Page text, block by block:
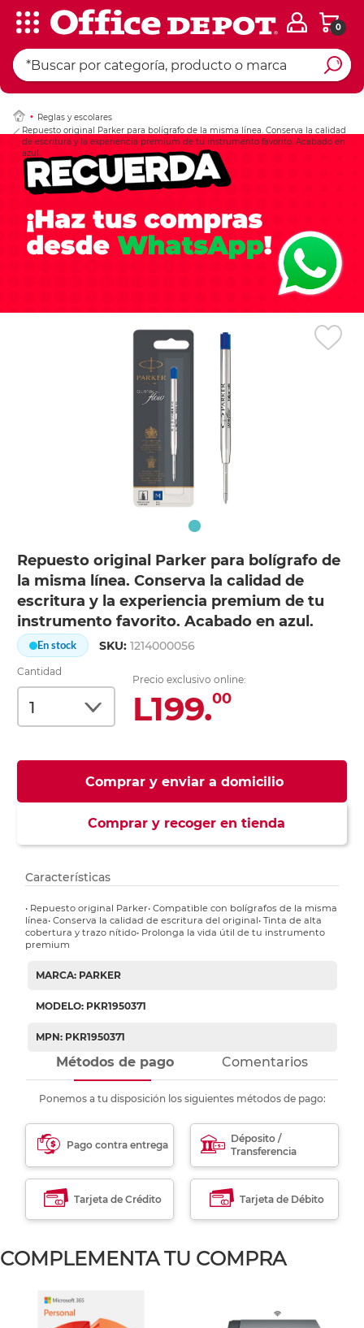
0
Reglas y escolares
Repuesto original Parker para bolígrafo de la misma línea. Conserva la calidad
de escritura y la experiencia premium de tu instrumento favorito. Acabado en
azul.
Repuesto original Parker para bolígrafo de
la misma línea. Conserva la calidad de
escritura y la experiencia premium de tu
instrumento favorito. Acabado en azul.
En stock SKU:1214000056
Cantidad
Precio exclusivo online:
L199.00
Comprar y enviar a domicilio
Comprar y recoger en tienda
Ingresar Codigo
Características
• Repuesto original Parker• Compatible con bolígrafos de la misma
línea• Conserva la calidad de escritura del original• Tinta de alta
cobertura y trazo nítido• Prolonga la vida útil de tu instrumento
premium
MARCA: PARKER
MODELO: PKR1950371
MPN: PKR1950371
Métodos de pago Comentarios
Ponemos a tu disposición los siguientes métodos de pago:
Pago contra entrega
Déposito /
Transferencia
Tarjeta de Crédito Tarjeta de Débito
COMPLEMENTA TU COMPRA